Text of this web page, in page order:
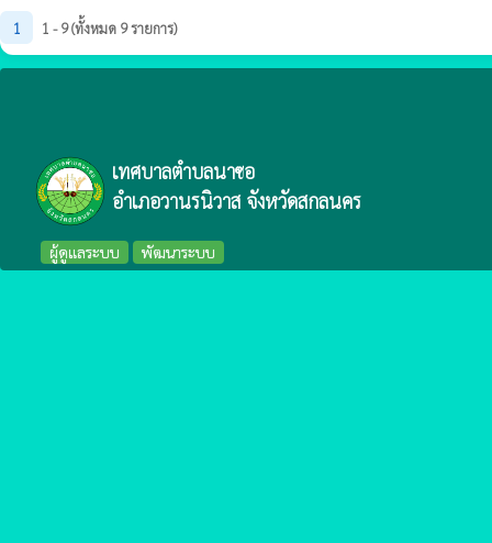
1 1 - 9 (ทั้งหมด 9 รายการ)
เทศบาลตำบลนาซอ
อำเภอวานรนิวาส จังหวัดสกลนคร
ผู้ดูแลระบบ พัฒนาระบบ